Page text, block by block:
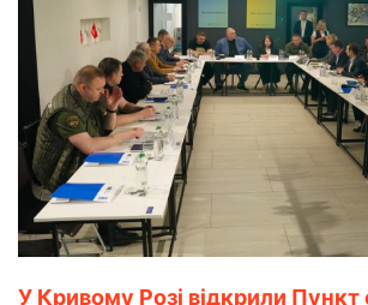
У Кривому Розі відкрили Пункт